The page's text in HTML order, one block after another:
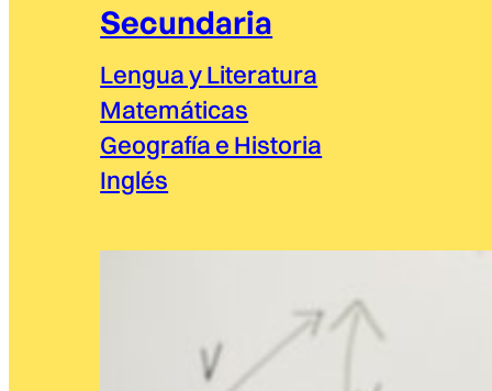
Secundaria
Lengua y Literatura
Matemáticas
Geografía e Historia
Inglés